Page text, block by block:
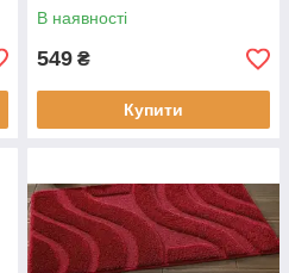
В наявності
549 ₴
Купити